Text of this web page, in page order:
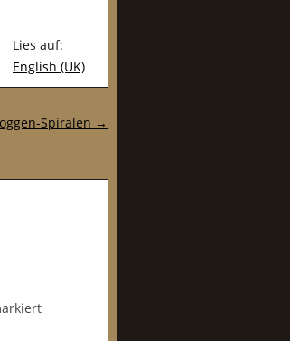
Lies auf:
English (UK)
Spiralen →